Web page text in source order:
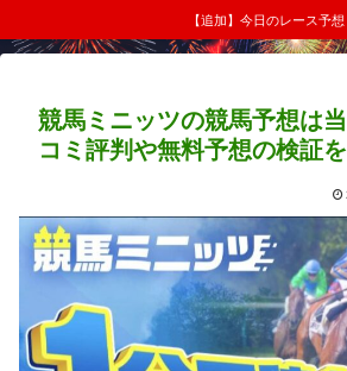
【追加】今日のレース予想
競馬ミニッツの競馬予想は
コミ評判や無料予想の検証を